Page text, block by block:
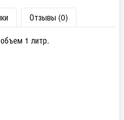
Отзывы (0)
1 литр.